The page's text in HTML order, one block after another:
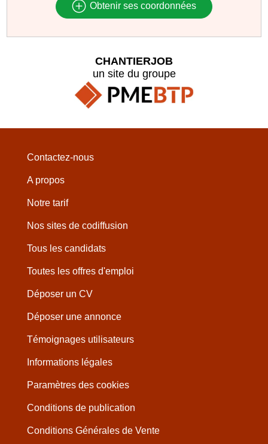
Obtenir ses coordonnées
CHANTIERJOB
un site du groupe
Contactez-nous
A propos
Notre tarif
Nos sites de codiffusion
Tous les candidats
Toutes les offres d'emploi
Déposer un CV
Déposer une annonce
Témoignages utilisateurs
Informations légales
Paramètres des cookies
Conditions de publication
Conditions Générales de Vente